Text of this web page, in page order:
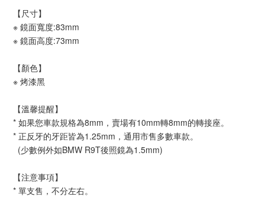
【尺寸】
※ 鏡面寬度:83mm
※ 鏡面高度:73mm
【顏色】
※ 烤漆黑
【溫馨提醒】
* 如果您車款規格為8mm，賣場有10mm轉8mm的轉接座。
* 正反牙的牙距皆為1.25mm，通用市售多數車款。
(少數例外如BMW R9T後照鏡為1.5mm)
【注意事項】
* 單支售，不分左右。